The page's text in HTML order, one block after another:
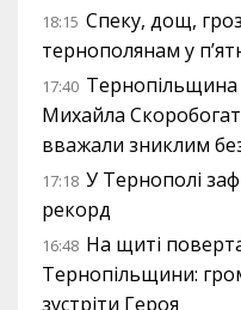
18:15 Спеку, дощ,
тернополянам у
17:40 Тернопільщина
Михайла
вважали зниклим
17:18 У Тернополі
рекорд
16:48 На щиті
Тернопільщини:
зустріти Героя